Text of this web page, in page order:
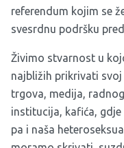
referendum kojim se
svesrdnu podršku
Živimo stvarnost u
najbližih prikrivati
trgova, medija,
institucija, kafića, gdje
pa i naša